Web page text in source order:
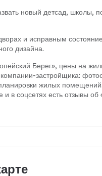
новый детсад, школы,
и исправным
дизайна.
Берег», цены на
застройщика:
жилых
в соцсетях есть отзывы об